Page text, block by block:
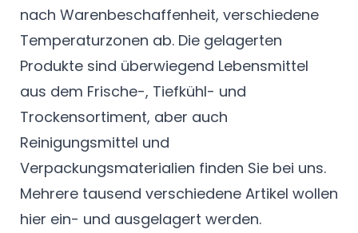
nach Warenbeschaffenheit, verschiedene
Temperaturzonen ab. Die gelagerten
Produkte sind überwiegend Lebensmittel
aus dem Frische-, Tiefkühl- und
Trockensortiment, aber auch
Reinigungsmittel und
Verpackungsmaterialien finden Sie bei uns.
Mehrere tausend verschiedene Artikel wollen
hier ein- und ausgelagert werden.